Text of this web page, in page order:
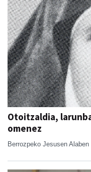
Otoitzaldia,
omenez
Berrozpeko Jesusen